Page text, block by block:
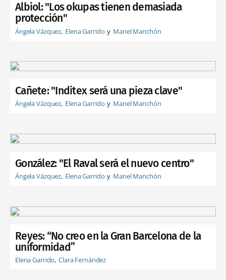
Albiol: "Los okupas tienen demasiada
protección"
Ángela Vázquez Elena Garrido Manel Manchón
Cañete: "Inditex será una pieza clave"
Ángela Vázquez Elena Garrido Manel Manchón
González: "El Raval será el nuevo centro"
Ángela Vázquez Elena Garrido Manel Manchón
Reyes: “No creo en la Gran Barcelona de la
uniformidad”
Elena Garrido Clara Fernández